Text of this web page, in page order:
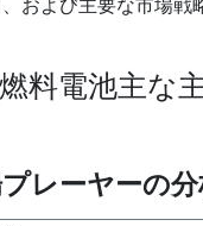
料電池主な
レーヤーの